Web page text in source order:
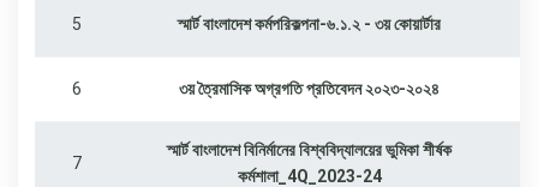
5 স্মার্ট বাংলাদেশ কর্মপরিকল্পনা-৬.১.২ - ৩য় কোয়ার্টার
6 ৩য় ত্রৈমাসিক অগ্রগতি প্রতিবেদন ২০২৩-২০২৪
7
স্মার্ট বাংলাদেশ বিনির্মানের বিশ্ববিদ্যালয়ের ভুমিকা শীর্ষক
কর্মশালা_4Q_2023-24